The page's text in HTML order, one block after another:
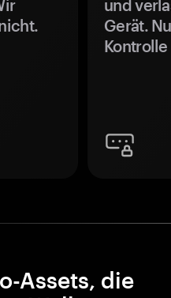
und
Gerät.
Assets, die